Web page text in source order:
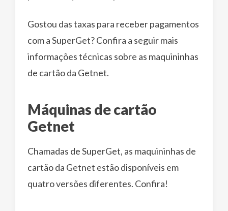
Gostou das taxas para receber pagamentos
com a SuperGet? Confira a seguir mais
informações técnicas sobre as maquininhas
de cartão da Getnet.
Máquinas de cartão
Getnet
Chamadas de SuperGet, as maquininhas de
cartão da Getnet estão disponíveis em
quatro versões diferentes. Confira!